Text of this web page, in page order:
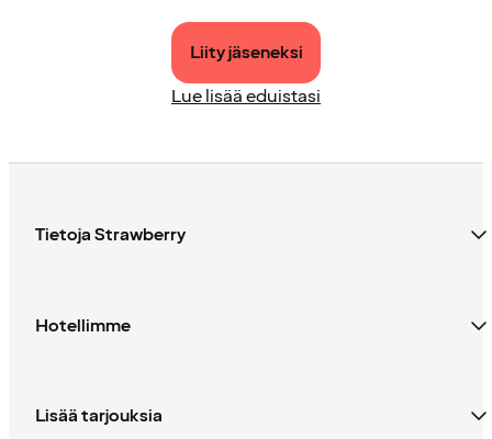
Liity jäseneksi
Lue lisää eduistasi
Tietoja Strawberry
Hotellimme
Lisää tarjouksia